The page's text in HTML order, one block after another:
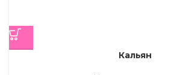
Кальян